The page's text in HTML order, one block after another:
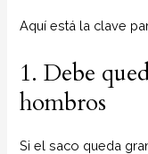
Aquí está la clave
1. Debe
hombros
Si el saco queda